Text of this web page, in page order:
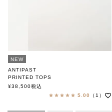
NEW
ANTIPAST
PRINTED TOPS
アンティパスト
¥38,500税込
5.00
（1）